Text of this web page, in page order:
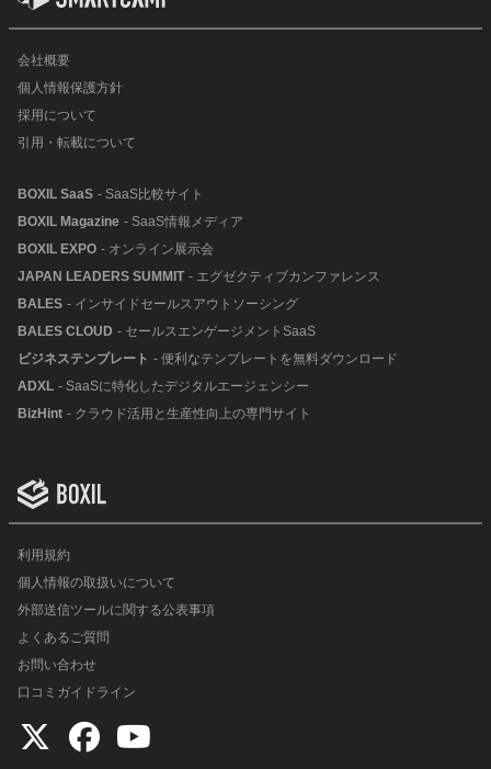
会社概要
個人情報保護方針
採用について
引用・転載について
BOXIL SaaS - SaaS比較サイト
BOXIL Magazine - SaaS情報メディア
BOXIL EXPO - オンライン展示会
JAPAN LEADERS SUMMIT - エグゼクティブカンファレンス
BALES - インサイドセールスアウトソーシング
BALES CLOUD - セールスエンゲージメントSaaS
ビジネステンプレート - 便利なテンプレートを無料ダウンロード
ADXL - SaaSに特化したデジタルエージェンシー
BizHint - クラウド活用と生産性向上の専門サイト
利用規約
個人情報の取扱いについて
外部送信ツールに関する公表事項
よくあるご質問
お問い合わせ
口コミガイドライン